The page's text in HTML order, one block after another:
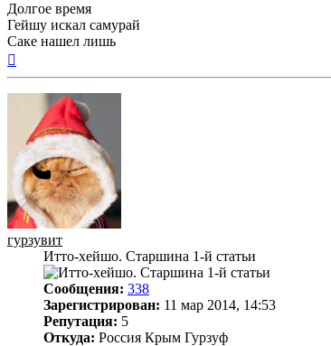
Долгое время
Гейшу искал самурай
Саке нашел лишь
гурзувит
Итто-хейшо. Старшина 1-й статьи
Сообщения: 338
Зарегистрирован: 11 мар 2014, 14:53
Репутация: 5
Откуда: Россия Крым Гурзуф